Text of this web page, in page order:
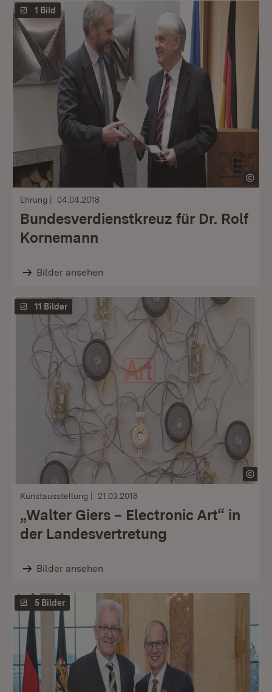
1 Bild
Ehrung 04.04.2018
Bundesverdienstkreuz für Dr. Rolf
Kornemann
Bilder ansehen
11 Bilder
Kunstausstellung 21.03.2018
„Walter Giers – Electronic Art“ in
der Landesvertretung
Bilder ansehen
5 Bilder